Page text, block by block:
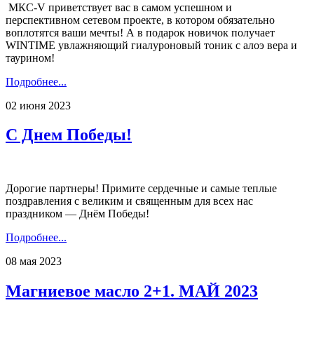
МКС-V приветствует вас в самом успешном и
перспективном сетевом проекте, в котором обязательно
воплотятся ваши мечты! А в подарок новичок получает
WINTIME увлажняющий гиалуроновый тоник с алоэ вера и
таурином!
Подробнее...
02 июня 2023
С Днем Победы!
Дорогие партнеры! Примите сердечные и самые теплые
поздравления с великим и священным для всех нас
праздником — Днём Победы!
Подробнее...
08 мая 2023
Магниевое масло 2+1. МАЙ 2023